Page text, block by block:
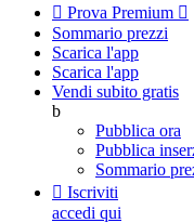
 Prova Premium 
Sommario prezzi
Scarica l'app
Scarica l'app
Vendi subito gratis
b
Pubblica ora
Pubblica
Sommario
 Iscriviti
accedi qui